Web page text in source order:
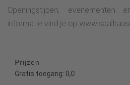
Openingstijden, evenementen
informatie vind je op
Prijzen
Gratis toegang: 0,0